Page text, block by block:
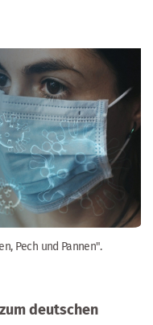
Pech und Pannen".
deutschen